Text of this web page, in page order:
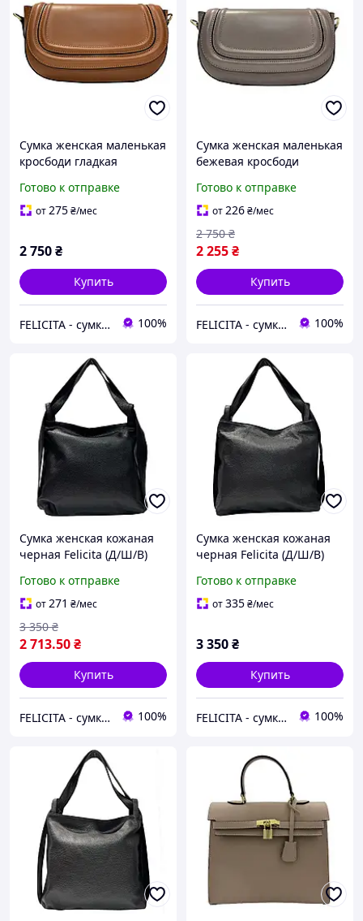
Сумка женская маленькая
кросбоди гладкая
итальянская (Д/Ш/В)
23/6,5/15(см)
Готово к отправке
от275₴/мес
2 750₴
Купить
FELICITA - сумки і аксесуари з натуральної шкіри преміум класу 100%
Сумка женская маленькая
бежевая кросбоди
итальянская (Д/Ш/В)
23/6,5/15(см)
Готово к отправке
от226₴/мес
2 255₴
2 750 ₴
Купить
FELICITA - сумки і аксесуари з натуральної шкіри преміум класу 100%
Сумка женская кожаная
черная Felicita (Д/Ш/В)
Готово к отправке
от271 ₴/мес
2 713.50₴
3 350 ₴
Купить
FELICITA - сумки і аксесуари з натуральної шкіри преміум класу 100%
Сумка женская кожаная
черная Felicita (Д/Ш/В)
Готово к отправке
от335₴/мес
3 350₴
Купить
FELICITA - сумки і аксесуари з натуральної шкіри преміум класу 100%